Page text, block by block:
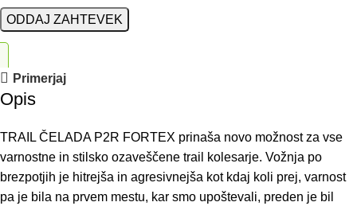
Primerjaj
Opis
TRAIL ČELADA P2R FORTEX prinaša novo možnost za vse
varnostne in stilsko ozaveščene trail kolesarje. Vožnja po
brezpotjih je hitrejša in agresivnejša kot kdaj koli prej, varnost
pa je bila na prvem mestu, kar smo upoštevali, preden je bil